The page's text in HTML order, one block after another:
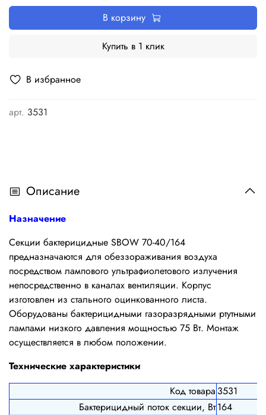
В избранное
арт. 3531
В корзину
Купить в 1 клик
Описание
Назначение
Секции бактерицидные SBOW 70-40/164
предназначаются для обеззораживания воздуха
посредством лампового ультрафиолетового излучения
непосредственно в каналах вентиляции. Корпус
изготовлен из стального оцинкованного листа.
Оборудованы бактерицидными газоразрядными ртутными
лампами низкого давления мощностью 75 Вт. Монтаж
осуществляется в любом положении.
Технические характеристики
Код товара 3531
Бактерицидный поток секции, Вт164